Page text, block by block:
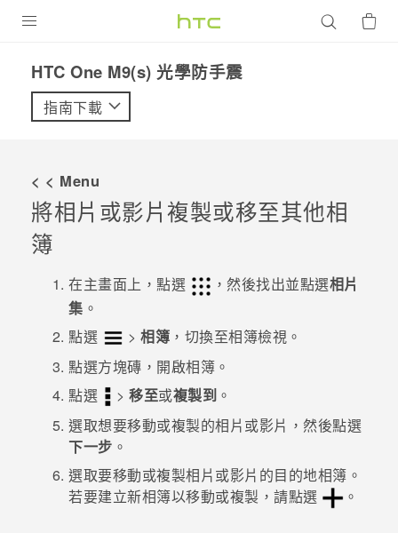
VIVE
配件
VIVERSE
優惠專區
焦點訊息
校園專案
銷售門市
VIVELAND
HTC One M9(s) 光學防手震‎
指南下載
< < Menu
將相片或影片複製或移至其他相
簿
在主畫面上，點選 ，然後找出並點選相片
集 。
點選
> 相簿 ，切換至相簿檢視。
點選方塊磚，開啟相簿。
點選
> 移至或複製到 。
選取想要移動或複製的相片或影片，然後點選
下一步 。
選取要移動或複製相片或影片的目的地相簿。
若要建立新相簿以移動或複製，請點選
。